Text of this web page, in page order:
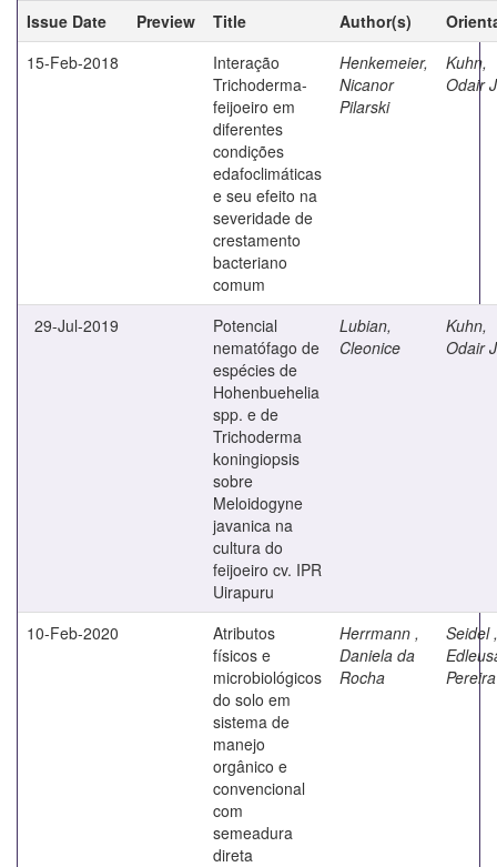
Issue Date
Preview Title Author(s)
15-Feb-2018
Interação
Trichoderma-
feijoeiro em
diferentes
condições
edafoclimáticas
e seu efeito na
severidade de
crestamento
bacteriano
comum
Henkemeier,
Nicanor
Pilarski
Kuhn,
Odair
29-Jul-2019
Potencial
nematófago de
espécies de
Hohenbuehelia
spp. e de
Trichoderma
koningiopsis
sobre
Meloidogyne
javanica na
cultura do
feijoeiro cv. IPR
Uirapuru
Lubian,
Cleonice
Kuhn,
Odair
10-Feb-2020
Atributos
físicos e
microbiológicos
do solo em
sistema de
manejo
orgânico e
convencional
com
semeadura
direta
Herrmann ,
Daniela da
Rocha
Seidel ,
Pereira